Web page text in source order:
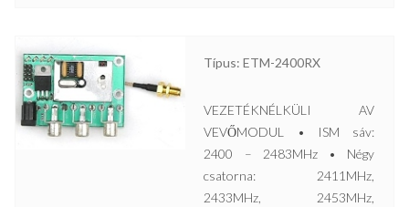
Típus: ETM-2400RX
VEZETÉKNÉLKÜLI AV
VEVŐMODUL • ISM sáv:
2400 – 2483MHz • Négy
csatorna: 2411MHz,
2433MHz, 2453MHz,